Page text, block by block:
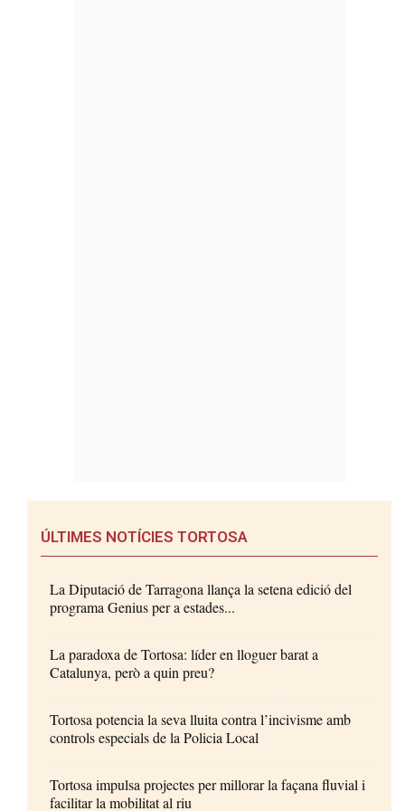
ÚLTIMES NOTÍCIES TORTOSA
La Diputació de Tarragona llança la setena edició del
programa Genius per a estades...
La paradoxa de Tortosa: líder en lloguer barat a
Catalunya, però a quin preu?
Tortosa potencia la seva lluita contra l’incivisme amb
controls especials de la Policia Local
Tortosa impulsa projectes per millorar la façana fluvial i
facilitar la mobilitat al riu